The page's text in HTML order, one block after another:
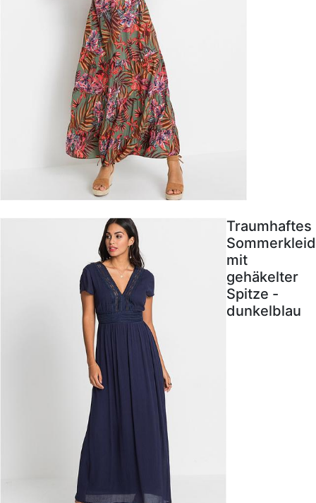
Traumhaftes
Sommerkleid
mit
gehäkelter
Spitze -
dunkelblau